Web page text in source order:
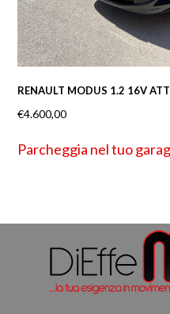
RENAULT MODUS 1.2 16V
€4.600,00
Parcheggia nel tuo